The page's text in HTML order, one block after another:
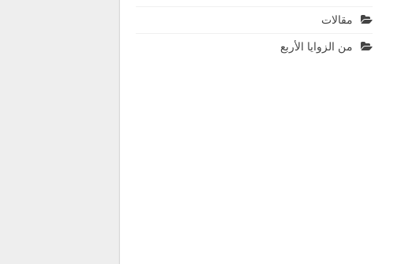
مقالات
من الزوايا الأربع